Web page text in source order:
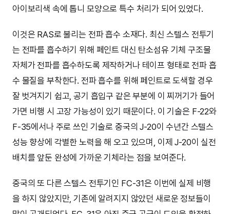
아이보리색 속에 톱니 모양으로 특수 처리가 되어 있었다.
이것은 RAS로 불리는 전파 흡수 소재다. 최신 스텔스 전투기
는 전파를 흡수하기 위해 페인트 대신 탄소섬유 기체 구조물
자체가 전파를 흡수하도록 제작하거나 테이프 형태로 전파 흡
수 물질을 부착한다. 전파 흡수를 위해 페인트로 도색할 경우
잘 벗겨지기 쉽고, 공기 흡입구 같은 부분에 이 찌꺼기가 들어
가면 비행 시 고장 가능성이 있기 때문이다. 이 기술은 F-22와
F-35에서나 주로 쓰인 기술로 중국의 J-20이 수년간 스텔스
성능 향상에 각별한 노력을 해 오고 있으며, 이제 J-20이 실전
배치를 앞둔 완성에 가까운 기체라는 점을 보여준다.
중국의 또 다른 스텔스 전투기인 FC-31은 이번에 실제 비행
을 하지 않았지만, 기존에 알려지지 않았던 새로운 정보들이